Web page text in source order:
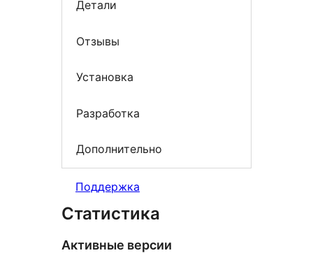
Детали
Отзывы
Установка
Разработка
Дополнительно
Поддержка
Статистика
Активные версии